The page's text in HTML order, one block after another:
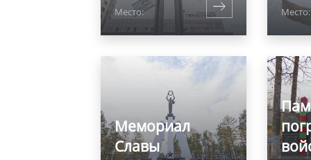
Место: Место:
Мемориал
Славы